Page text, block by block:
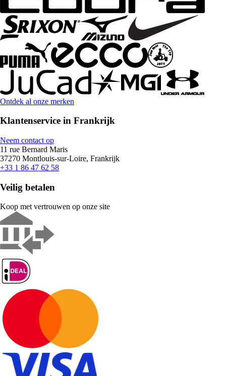
Ontdek al onze merken
Klantenservice in Frankrijk
Neem contact op
11 rue Bernard Maris
37270 Montlouis-sur-Loire, Frankrijk
+33 1 86 47 62 58
Veilig betalen
Koop met vertrouwen op onze site